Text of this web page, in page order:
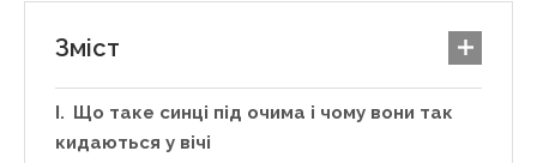
Зміст
Що таке синці під очима і чому вони так
кидаються у вічі